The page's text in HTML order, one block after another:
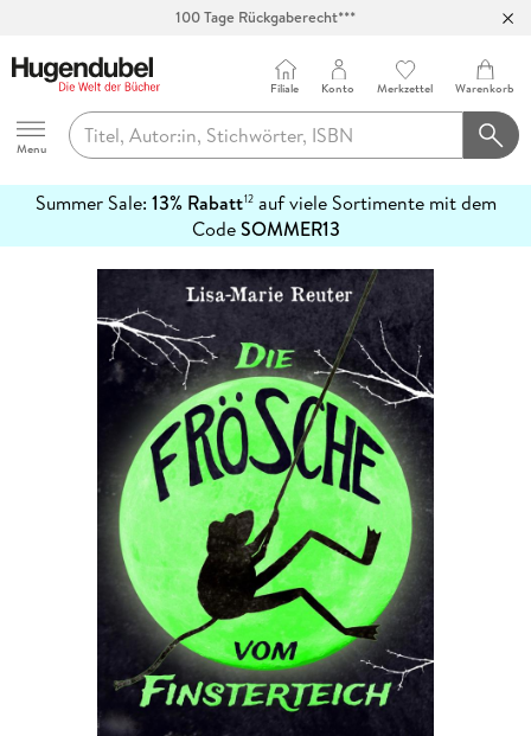
100 Tage Rückgaberecht***
Hugendubel
Menu
Filiale Konto Merkzettel Warenkorb
Summer Sale: 13% Rabatt12auf viele Sortimente mit dem
CodeSOMMER13
erfahren